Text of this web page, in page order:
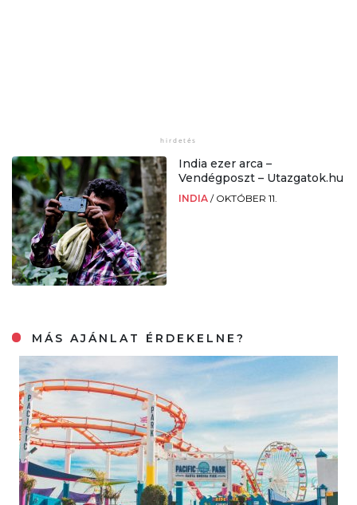
India ezer arca –
Vendégposzt – Utazgatok.hu
INDIA / OKTÓBER 11.
MÁS AJÁNLAT ÉRDEKELNE?